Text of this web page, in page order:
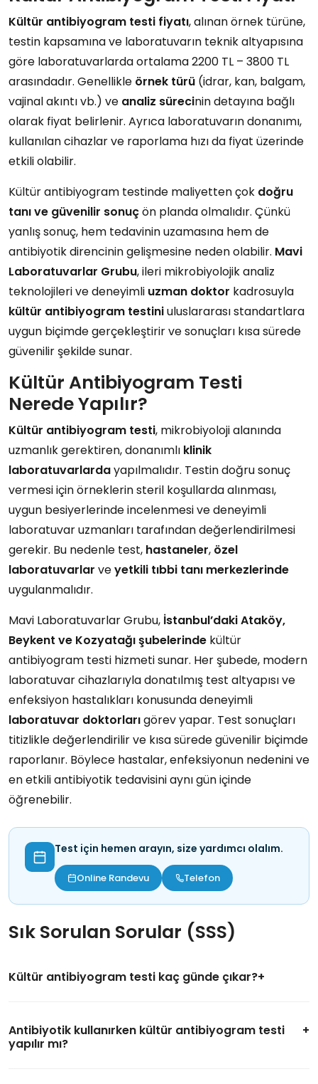
Kültür antibiyogram testi fiyatı, alınan örnek türüne,
testin kapsamına ve laboratuvarın teknik altyapısına
göre laboratuvarlarda ortalama 2200 TL – 3800 TL
arasındadır. Genellikle örnek türü (idrar, kan, balgam,
vajinal akıntı vb.) ve analiz sürecinin detayına bağlı
olarak fiyat belirlenir. Ayrıca laboratuvarın donanımı,
kullanılan cihazlar ve raporlama hızı da fiyat üzerinde
etkili olabilir.
Kültür antibiyogram testinde maliyetten çok doğru
tanı ve güvenilir sonuçön planda olmalıdır. Çünkü
yanlış sonuç, hem tedavinin uzamasına hem de
antibiyotik direncinin gelişmesine neden olabilir. Mavi
Laboratuvarlar Grubu, ileri mikrobiyolojik analiz
teknolojileri ve deneyimli uzman doktor kadrosuyla
kültür antibiyogram testiniuluslararası standartlara
uygun biçimde gerçekleştirir ve sonuçları kısa sürede
güvenilir şekilde sunar.
Kültür Antibiyogram Testi
Nerede Yapılır?
Kültür antibiyogram testi, mikrobiyoloji alanında
uzmanlık gerektiren, donanımlı klinik
laboratuvarlardayapılmalıdır. Testin doğru sonuç
vermesi için örneklerin steril koşullarda alınması,
uygun besiyerlerinde incelenmesi ve deneyimli
laboratuvar uzmanları tarafından değerlendirilmesi
gerekir. Bu nedenle test, hastaneler, özel
laboratuvarlar veyetkili tıbbi tanı merkezlerinde
uygulanmalıdır.
Mavi Laboratuvarlar Grubu, İstanbul’daki Ataköy,
Beykent ve Kozyatağı şubelerinde kültür
antibiyogram testi hizmeti sunar. Her şubede, modern
laboratuvar cihazlarıyla donatılmış test altyapısı ve
enfeksiyon hastalıkları konusunda deneyimli
laboratuvar doktorlarıgörev yapar. Test sonuçları
titizlikle değerlendirilir ve kısa sürede güvenilir biçimde
raporlanır. Böylece hastalar, enfeksiyonun nedenini ve
en etkili antibiyotik tedavisini aynı gün içinde
öğrenebilir.
Test için hemen arayın, size yardımcı olalım.
Online Randevu Telefon
Sık Sorulan Sorular (SSS)
Kültür antibiyogram testi kaç günde çıkar?
Antibiyotik kullanırken kültür antibiyogram testi
yapılır mı?